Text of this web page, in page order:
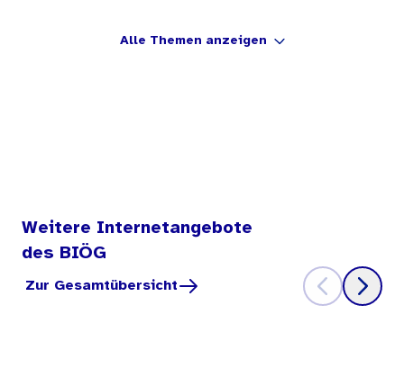
Alle Themen anzeigen
Weitere Internetangebote
des BIÖG
Zur Gesamtübersicht